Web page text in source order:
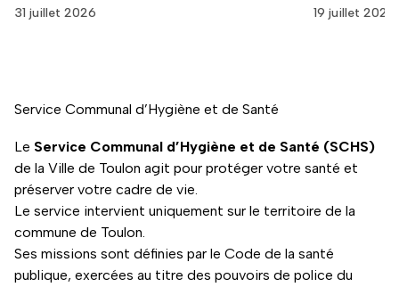
31 juillet 2026 19 juillet 2026
Service Communal d’Hygiène et de Santé
Le Service Communal d’Hygiène et de Santé (SCHS)
de la Ville de Toulon agit pour protéger votre santé et
préserver votre cadre de vie.
Le service intervient uniquement sur le territoire de la
commune de Toulon.
Ses missions sont définies par le Code de la santé
publique, exercées au titre des pouvoirs de police du